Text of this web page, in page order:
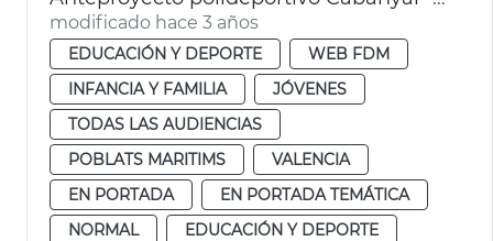
modificado hace 3 años
EDUCACIÓN Y DEPORTE
WEB FDM
INFANCIA Y FAMILIA
JÓVENES
TODAS LAS AUDIENCIAS
POBLATS MARITIMS
VALENCIA
EN PORTADA
EN PORTADA TEMÁTICA
NORMAL
EDUCACIÓN Y DEPORTE